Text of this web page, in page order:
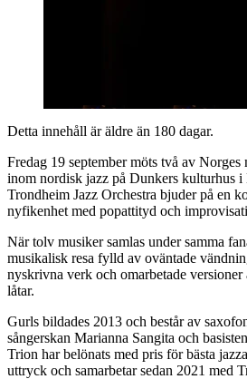
Detta innehåll är äldre än 180 dagar.
Fredag 19 september möts två av Norges
inom nordisk jazz på Dunkers kulturhus
Trondheim Jazz Orchestra bjuder på en
nyfikenhet med popattityd och
När tolv musiker samlas under samma
musikalisk resa fylld av oväntade
nyskrivna verk och omarbetade versioner
låtar.
Gurls bildades 2013 och består av
sångerskan Marianna Sangita och
Trion har belönats med pris för bästa
uttryck och samarbetar sedan 2021 med